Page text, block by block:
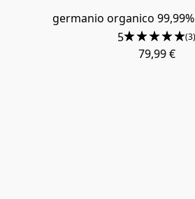
germanio organico
5
(3)
79,99 €